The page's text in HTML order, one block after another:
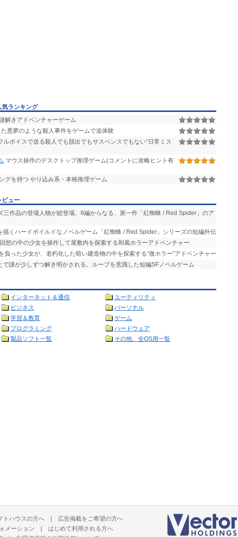
気ランキング
解きアドベンチャーゲーム
悪夢のような殺人事件をゲームで追体験
ルボイスで送る殺人でも脱出でもサスペンスでもない“日常ミス
マウス操作のデスクトップ推理ゲーム(コメントに攻略ヒント有
グを持つ やり込み系・本格推理ゲーム
ビュー
三作品の登場人物が総登場。6編からなる、第一作「紅蜘蛛 / Red Spider」のア
描くハードボイルドなノベルゲーム「紅蜘蛛 / Red Spider」シリーズの短編外伝
想の中の少女を操作して屋敷内を探索する和風ホラーアドベンチャー
負った少女が、老朽化した暗い建造物の中を探索する“微ホラー”アドベンチャー
で謎が少しずつ解き明かされる。ループを意識した短編SFノベルゲーム
インターネット＆通信
ユーティリティ
ビジネス
パーソナル
学習＆教育
ゲーム
プログラミング
ハードウェア
製品ソフト一覧 その他、全OS用一覧
トハウスの方へ | 広告掲載をご希望の方へ
メーション | はじめて利用される方へ